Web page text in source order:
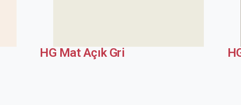
HG Mat Açık Gri